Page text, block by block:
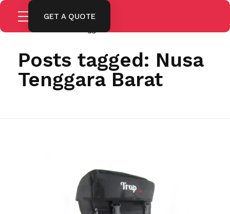
GET A QUOTE
Home Nusa Tenggara Barat
Posts tagged: Nusa
Tenggara Barat